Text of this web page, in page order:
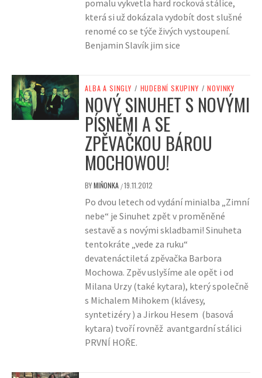
pomalu vykvetla hard rocková stálice,
která si už dokázala vydobít dost slušné
renomé co se týče živých vystoupení.
Benjamin Slavík jim sice
ALBA A SINGLY / HUDEBNÍ SKUPINY / NOVINKY
NOVÝ SINUHET S NOVÝMI
PÍSNĚMI A SE
ZPĚVAČKOU BÁROU
MOCHOWOU!
BYMIŇONKA /19.11.2012
Po dvou letech od vydání minialba „Zimní
nebe“ je Sinuhet zpět v proměněné
sestavě a s novými skladbami! Sinuheta
tentokráte „vede za ruku“
devatenáctiletá zpěvačka Barbora
Mochowa. Zpěv uslyšíme ale opět i od
Milana Urzy (také kytara), který společně
s Michalem Mihokem (klávesy,
syntetizéry ) a Jirkou Hesem (basová
kytara) tvoří rovněž avantgardní stálici
PRVNÍ HOŘE.